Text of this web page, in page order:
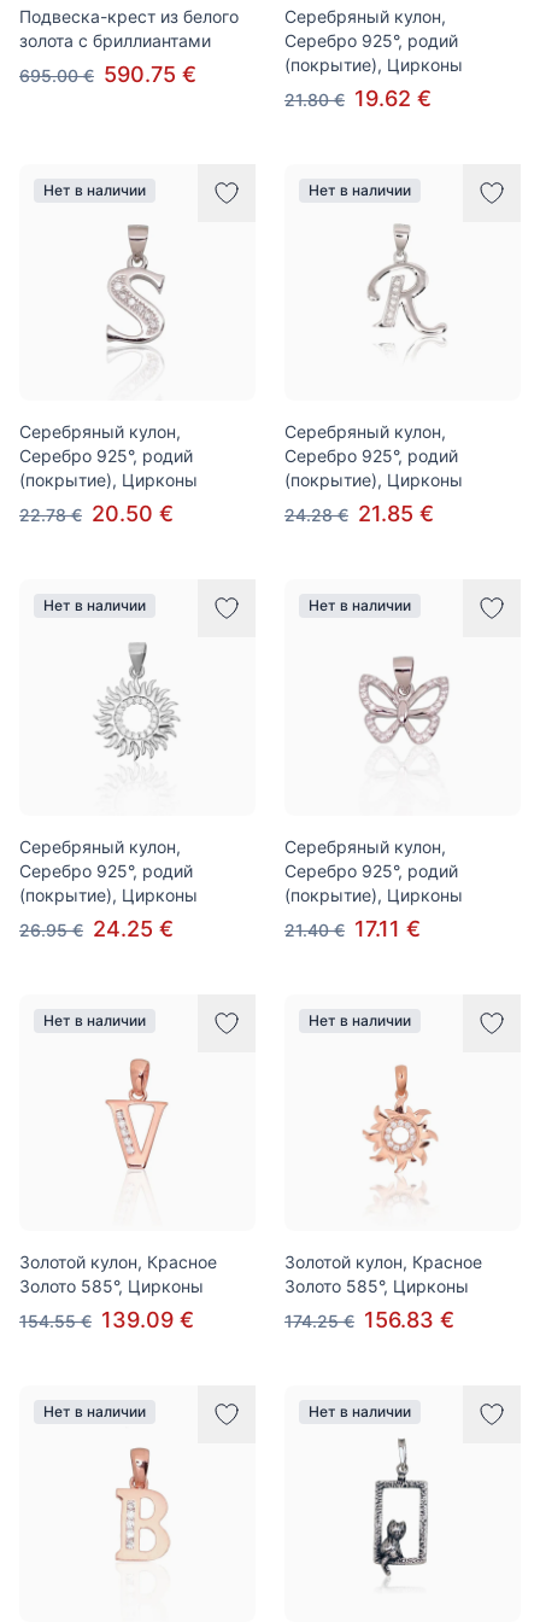
Подвеска-крест из белого
золота с бриллиантами
695.00 € 590.75 €
Серебряный кулон,
Серебро 925°, родий
(покрытие), Цирконы
21.80 € 19.62 €
Нет в наличии
Серебряный кулон,
Серебро 925°, родий
(покрытие), Цирконы
22.78 € 20.50 €
Нет в наличии
Серебряный кулон,
Серебро 925°, родий
(покрытие), Цирконы
24.28 € 21.85 €
Нет в наличии
Серебряный кулон,
Серебро 925°, родий
(покрытие), Цирконы
26.95 € 24.25 €
Нет в наличии
Серебряный кулон,
Серебро 925°, родий
(покрытие), Цирконы
21.40 € 17.11 €
Нет в наличии
Золотой кулон, Красное
Золото 585°, Цирконы
154.55 € 139.09 €
Нет в наличии
Золотой кулон, Красное
Золото 585°, Цирконы
174.25 € 156.83 €
Нет в наличии Нет в наличии